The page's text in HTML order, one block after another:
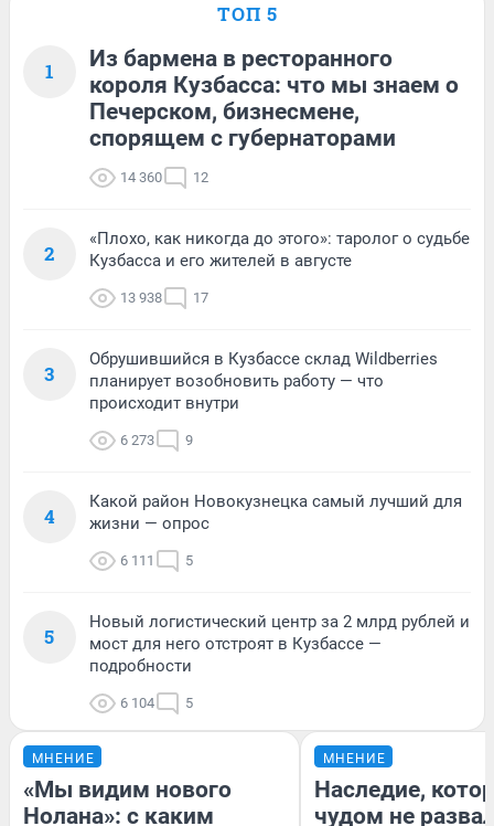
ТОП 5
1
Из бармена в ресторанного
короля Кузбасса: что мы знаем о
Печерском, бизнесмене,
спорящем с губернаторами
14 360 12
2
«Плохо, как никогда до этого»: таролог о судьбе
Кузбасса и его жителей в августе
13 938 17
3
Обрушившийся в Кузбассе склад Wildberries
планирует возобновить работу — что
происходит внутри
6 273 9
4
Какой район Новокузнецка самый лучший для
жизни — опрос
6 111 5
5
Новый логистический центр за 2 млрд рублей и
мост для него отстроят в Кузбассе —
подробности
6 104 5
МНЕНИЕ
«Мы видим нового
Нолана»: с каким
МНЕНИЕ
Наследие,
чудом не